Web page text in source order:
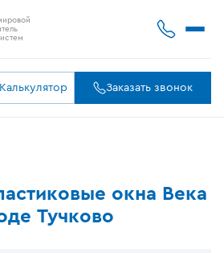
Калькулятор Заказать звонок
окна Века
Тучково